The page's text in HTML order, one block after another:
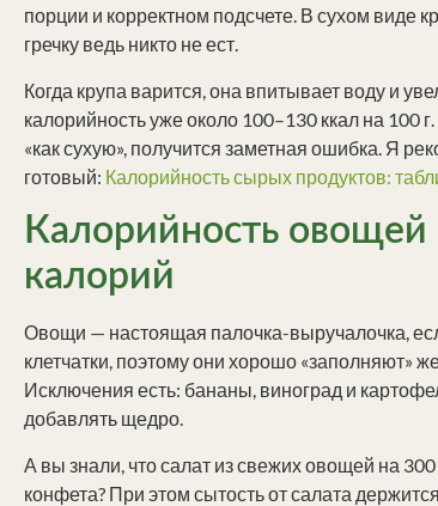
порции и корректном подсчете. В сухом виде
гречку ведь никто не ест.
Когда крупа варится, она впитывает воду и
калорийность уже около 100–130 ккал на 100
«как сухую», получится заметная ошибка. Я
готовый: Калорийность сырых продуктов:
Калорийность
калорий
Овощи — настоящая палочка-выручалочка,
клетчатки, поэтому они хорошо «заполняют»
Исключения есть: бананы, виноград и
добавлять щедро.
А вы знали, что салат из свежих овощей на
конфета? При этом сытость от салата